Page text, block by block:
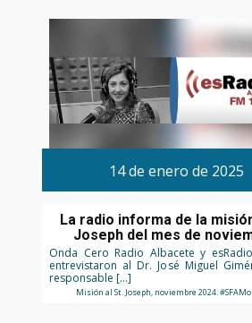
14 de enero de 2025
La radio informa de la
Joseph del mes de
Onda Cero Radio Albacete y
entrevistaron al Dr. José Miguel
responsable […]
Misión al St. Joseph, noviembre 2024.